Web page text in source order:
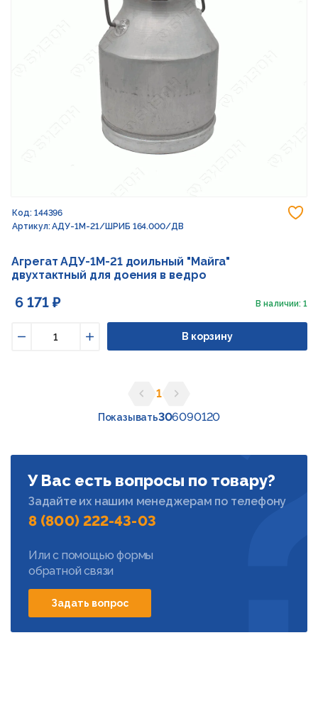
Код: 144396
Артикул: АДУ-1М-21/ШРИБ 164.000/ДВ
Агрегат АДУ-1М-21 доильный "Майга"
двухтактный для доения в ведро
6 171 ₽ В наличии: 1
Увеличить
В корзину
Предыдущая страница
1
Следующая страница
Показывать306090120
У Вас есть вопросы по товару?
Задайте их нашим менеджерам по телефону
8 (800) 222-43-03
Или с помощью формы
обратной связи
Задать вопрос